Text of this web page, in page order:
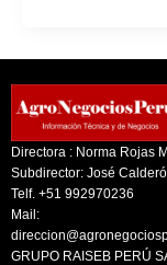
Directora : Norma Rojas M.
Subdirector: José
Telf. +51 992970236
Mail:
GRUPO RAISEB PERÚ